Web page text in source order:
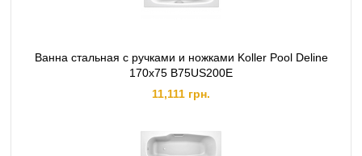
Ванна стальная c ручками и ножками Koller Pool Deline
170х75 B75US200E
11,111 грн.